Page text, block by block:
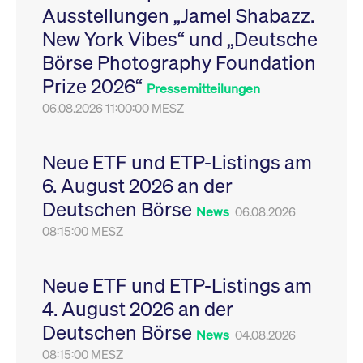
Ausstellungen „Jamel Shabazz.
New York Vibes“ und „Deutsche
Börse Photography Foundation
Prize 2026“ Pressemitteilungen
06.08.2026 11:00:00 MESZ
Neue ETF und ETP-Listings am
6. August 2026 an der
Deutschen Börse News 06.08.2026
08:15:00 MESZ
Neue ETF und ETP-Listings am
4. August 2026 an der
Deutschen Börse News 04.08.2026
08:15:00 MESZ
Leistung der Website
zu messen. Es handelt
sich um ein Muster-
Cookie, bei dem auf
das Präfix _pk_ses
eine kurze Reihe von
VISITOR_PRIVACY_METADATA
YouTube
.youtube.com
6
Monate
Dieses Cookie dient
Speicherung der
Einwilligungs- und
des Nutzers für ihre
Interaktion mit der
Sitzungen geehrt